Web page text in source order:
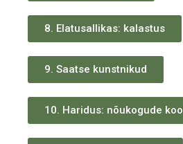
8. Elatusallikas: kalastus
9. Saatse kunstnikud
10. Haridus: nõukogude kool